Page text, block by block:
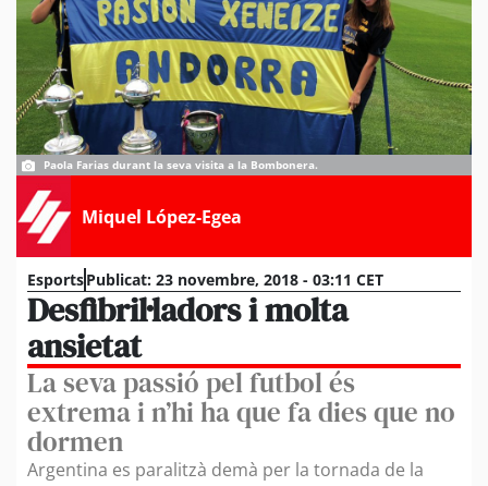
Paola Farias durant la seva visita a la Bombonera.
Miquel López-Egea
EsportsPublicat: 23 novembre, 2018 - 03:11 CET
Desfibril·ladors i molta
ansietat
La seva passió pel futbol és
extrema i n’hi ha que fa dies que no
dormen
Argentina es paralitzà demà per la tornada de la